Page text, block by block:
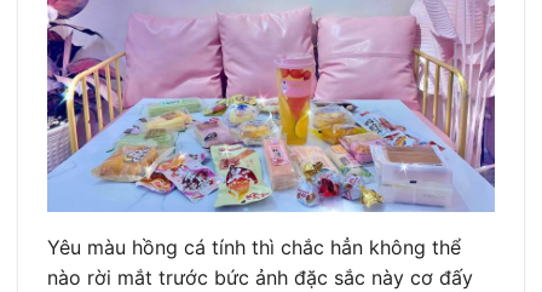
Yêu màu hồng cá tính thì chắc hẳn không thể
nào rời mắt trước bức ảnh đặc sắc này cơ đấy